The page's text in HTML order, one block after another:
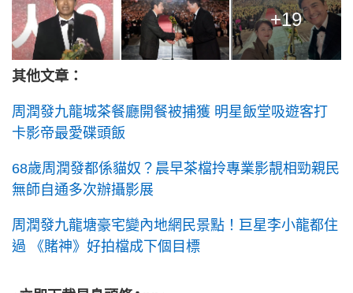
+19
其他文章：
周潤發九龍城茶餐廳開餐被捕獲 明星飯堂吸遊客打
卡影帝最愛碟頭飯
68歲周潤發都係貓奴？晨早茶檔拎專業影靚相勁親民
無師自通多次辦攝影展
周潤發九龍塘豪宅變內地網民景點！巨星李小龍都住
過 《賭神》好拍檔成下個目標